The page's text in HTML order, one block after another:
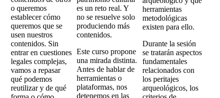
o queremos
establecer cómo
queremos que se
usen nuestros
contenidos. Sin
entrar en cuestiones
legales complejas,
vamos a repasar
qué podemos
reutilizar y de qué
es un reto real. Y
no se resuelve solo
produciendo más
contenidos.
Este curso propone
una mirada distinta.
Antes de hablar de
herramientas o
plataformas, nos
detenemos en las
herramientas
metodológicas
existen para ello.
Durante la sesión
se tratarán aspectos
fundamentales
relacionados con
los peritajes
arqueológicos, los